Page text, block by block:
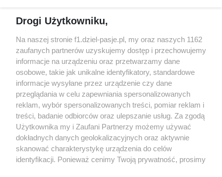
silnikiem dopiero w styczniu
Audi planuje wprowadzić jeszcze cztery duże
pakiety poprawek w 2026 roku
Gasly dołączył do krytyki obecnych
samochodów F1
Polityka prywatności © 2004 - 2026 GPmedia
Kopiowanie treści bez
zgody autorów zabronione.
Serwis internetowy, z którego korzystasz, używa plików
cookies. Są to pliki instalowane w urządzeniach
końcowych osób korzystających z serwisu, w celu
administrowania serwisem, poprawy jakości
Drogi Użytkowniku,
Na naszej stronie f1.dziel-pasje.pl, my oraz naszych 1162
zaufanych partnerów uzyskujemy dostęp i przechowujemy
informacje na urządzeniu oraz przetwarzamy dane
osobowe, takie jak unikalne identyfikatory, standardowe
informacje wysyłane przez urządzenie czy dane
przeglądania w celu zapewniania spersonalizowanych
reklam, wybór spersonalizowanych treści, pomiar reklam i
treści, badanie odbiorców oraz ulepszanie usług. Za zgodą
Użytkownika my i Zaufani Partnerzy możemy używać
dokładnych danych geolokalizacyjnych oraz aktywnie
skanować charakterystykę urządzenia do celów
identyfikacji. Ponieważ cenimy Twoją prywatność, prosimy